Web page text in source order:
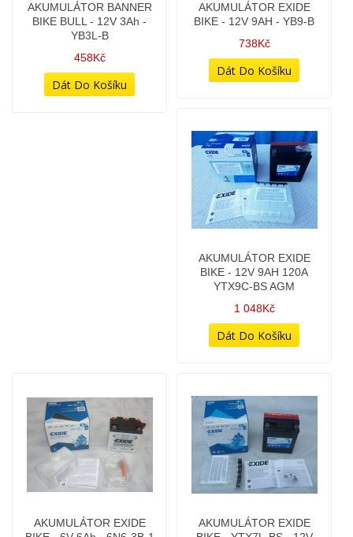
AKUMULÁTOR BANNER
BIKE BULL - 12V 3Ah -
YB3L-B
458Kč
AKUMULÁTOR EXIDE
BIKE - 12V 9AH - YB9-B
738Kč
BIKE - 6V 6Ah - 6N6-3B-1
378Kč